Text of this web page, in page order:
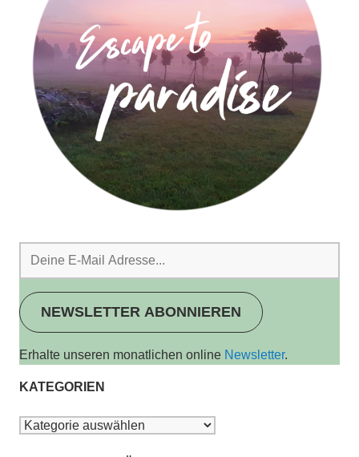
NEWSLETTER ABONNIEREN
Erhalte unseren monatlichen online Newsletter.
KATEGORIEN
Kategorien